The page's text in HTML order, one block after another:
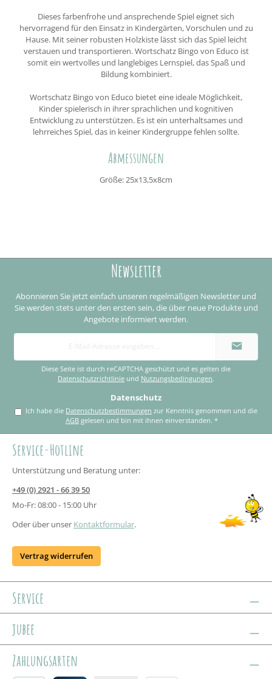
Dieses farbenfrohe und ansprechende Spiel eignet sich
hervorragend für den Einsatz in Kindergärten, Vorschulen und zu
Hause. Mit seiner robusten Holzkiste lässt sich das Spiel leicht
verstauen und transportieren. Wortschatz Bingo von Educo ist
somit ein wertvolles und langlebiges Lernspiel, das Spaß und
Bildung kombiniert.
Wortschatz Bingo von Educo bietet eine ideale Möglichkeit,
Kinder spielerisch in ihrer sprachlichen und kognitiven
Entwicklung zu unterstützen. Es ist ein unterhaltsames und
lehrreiches Spiel, das in keiner Kindergruppe fehlen sollte.
Abmessungen
Größe: 25x13,5x8cm
Newsletter
Abonnieren Sie jetzt einfach unseren regelmäßigen Newsletter und
Sie werden stets unter den ersten sein, die über neue Produkte und
Angebote informiert werden.
E-
Adresse
Diese Seite ist durch reCAPTCHA geschützt und es gelten die
Datenschutzrichtlinie und Nutzungsbedingungen.
Datenschutz
Ich habe die Datenschutzbestimmungen
AGB gelesen und bin mit ihnen einverstanden.*
Service-Hotline
Unterstützung und Beratung unter:
+49 (0) 2921 - 66 39 50
Mo-Fr: 08:00 - 15:00 Uhr
Oder über unser Kontaktformular.
Vertrag widerrufen
Service
jubee
Zahlungsarten